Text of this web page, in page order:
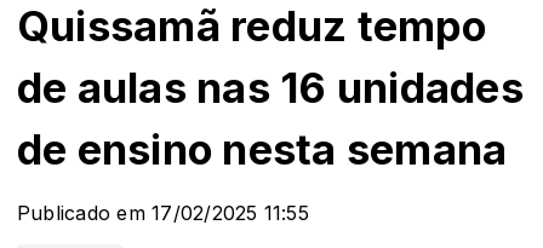
Quissamã reduz tempo
de aulas nas 16 unidades
de ensino nesta semana
Publicado em 17/02/2025 11:55